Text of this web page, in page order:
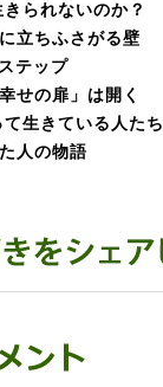
られないのか？
立ちふさがる壁
テップ
せの扉」は開く
て生きている人たち
人の物語